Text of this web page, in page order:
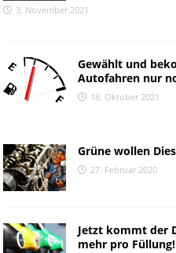
3. November 2021
Gewählt und
Autofahren nur
18. Oktober 2021
Grüne wollen
27. Februar 2020
Jetzt kommt der
mehr pro Füllung!